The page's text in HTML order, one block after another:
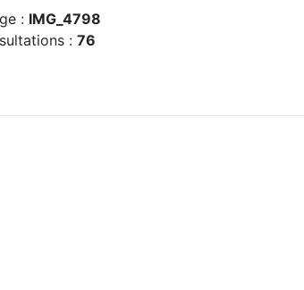
: IMG_4798
: 76